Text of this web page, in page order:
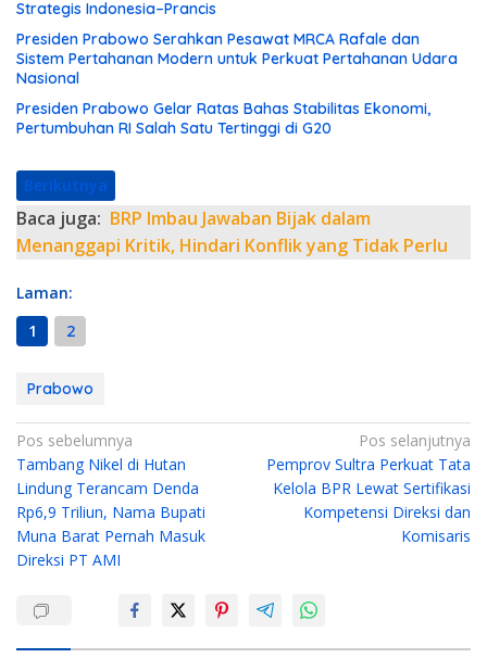
Strategis Indonesia–Prancis
Presiden Prabowo Serahkan Pesawat MRCA Rafale dan
Sistem Pertahanan Modern untuk Perkuat Pertahanan Udara
Nasional
Presiden Prabowo Gelar Ratas Bahas Stabilitas Ekonomi,
Pertumbuhan RI Salah Satu Tertinggi di G20
Berikutnya
Baca juga: BRP Imbau Jawaban Bijak dalam
Menanggapi Kritik, Hindari Konflik yang Tidak Perlu
Laman:
1
2
Prabowo
N
a
v
i
g
Pos sebelumnya
Tambang Nikel di Hutan
Lindung Terancam Denda
Rp6,9 Triliun, Nama Bupati
Muna Barat Pernah Masuk
Direksi PT AMI
Pos selanjutnya
Pemprov Sultra Perkuat Tata
Kelola BPR Lewat Sertifikasi
Kompetensi Direksi dan
Komisaris